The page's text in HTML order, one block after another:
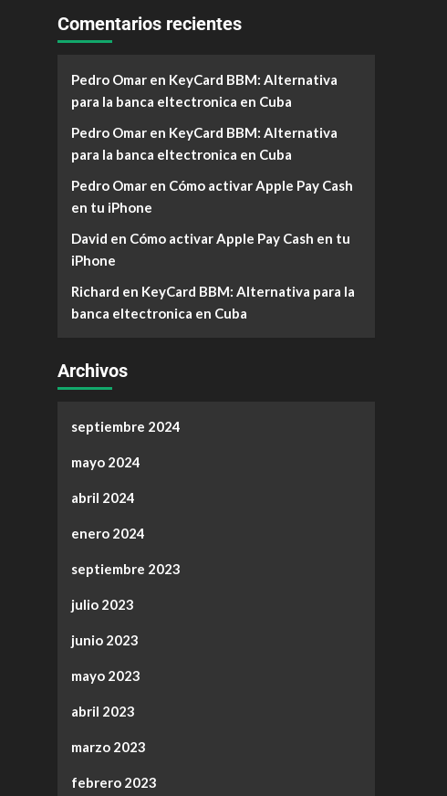
Comentarios recientes
Pedro Omaren KeyCard BBM: Alternativa
para la banca eltectronica en Cuba
Pedro Omaren KeyCard BBM: Alternativa
para la banca eltectronica en Cuba
Pedro Omaren Cómo activar Apple Pay Cash
en tu iPhone
David en Cómo activar Apple Pay Cash en tu
iPhone
Richard en KeyCard BBM: Alternativa para la
banca eltectronica en Cuba
Archivos
septiembre 2024
mayo 2024
abril 2024
enero 2024
septiembre 2023
julio 2023
junio 2023
mayo 2023
abril 2023
marzo 2023
febrero 2023